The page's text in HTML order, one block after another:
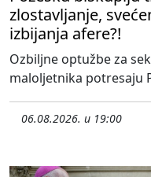
zlostavljanje,
izbijanja afere?!
Ozbiljne optužbe za
maloljetnika potresaju
06.08.2026. u 19:00